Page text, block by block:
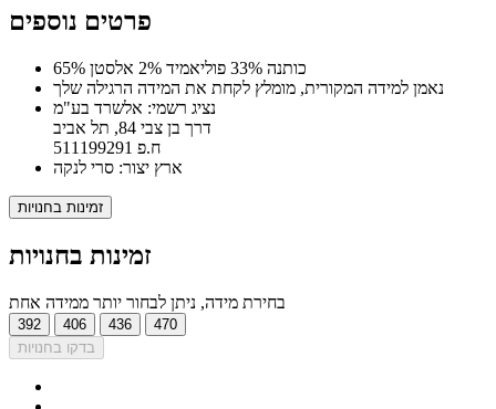
פרטים נוספים
65% כותנה 33% פוליאמיד 2% אלסטן
נאמן למידה המקורית, מומלץ לקחת את המידה הרגילה שלך
נציג רשמי: אלשרד בע"מ
דרך בן צבי 84, תל אביב
ח.פ 511199291
ארץ יצור: סרי לנקה
זמינות בחנויות
זמינות בחנויות
בחירת מידה, ניתן לבחור יותר ממידה אחת
392 406 436
470
בדקו בחנויות